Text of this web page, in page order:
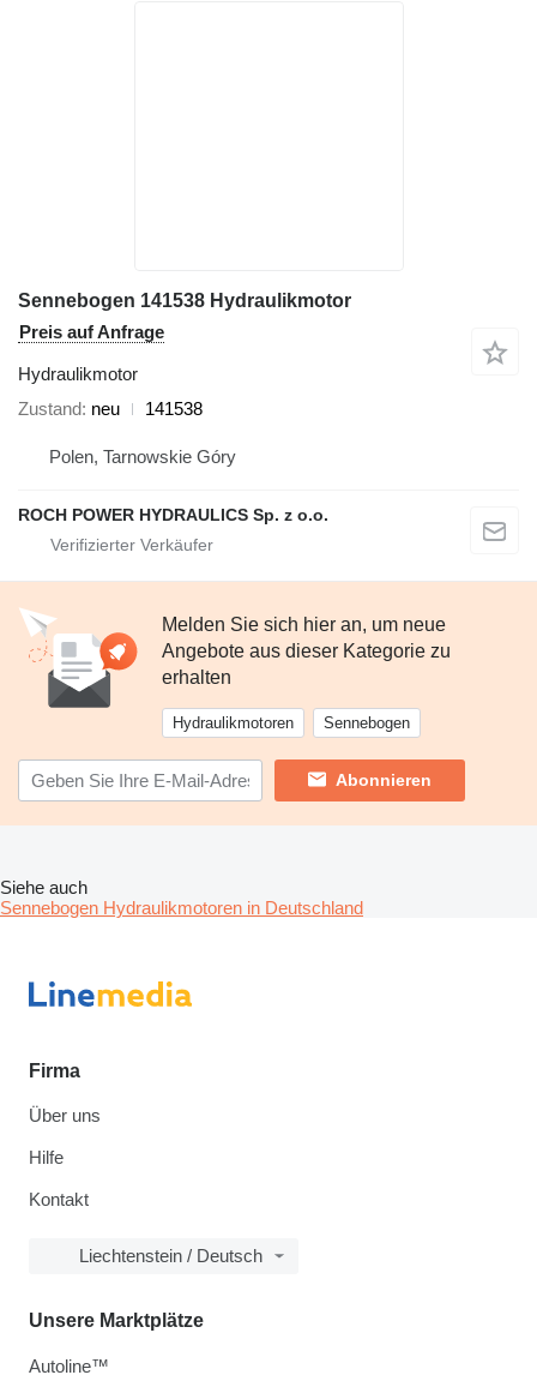
Sennebogen 141538 Hydraulikmotor
Preis auf Anfrage
Hydraulikmotor
Zustand neu 141538
Polen, Tarnowskie Góry
ROCH POWER HYDRAULICS Sp. z o.o.
Melden Sie sich hier an, um neue
Angebote aus dieser Kategorie zu
erhalten
Hydraulikmotoren Sennebogen
Abonnieren
Siehe auch
Sennebogen Hydraulikmotoren in Deutschland
Firma
Über uns
Hilfe
Kontakt
Liechtenstein / Deutsch
Unsere Marktplätze
Autoline™